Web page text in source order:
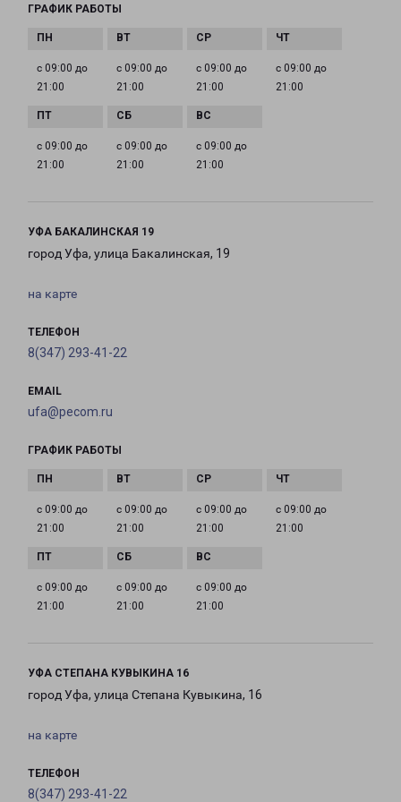
ГРАФИК РАБОТЫ
с 09:00 до
21:00
с 09:00 до
21:00
с 09:00 до
21:00
с 09:00 до
21:00
с 09:00 до
21:00
с 09:00 до
21:00
с 09:00 до
21:00
УФА БАКАЛИНСКАЯ 19
город Уфа, улица Бакалинская, 19
на карте
ТЕЛЕФОН
8(347) 293-41-22
EMAIL
ufa@pecom.ru
ГРАФИК РАБОТЫ
с 09:00 до
21:00
с 09:00 до
21:00
с 09:00 до
21:00
с 09:00 до
21:00
с 09:00 до
21:00
с 09:00 до
21:00
с 09:00 до
21:00
УФА СТЕПАНА КУВЫКИНА 16
город Уфа, улица Степана Кувыкина, 16
на карте
ТЕЛЕФОН
8(347) 293-41-22